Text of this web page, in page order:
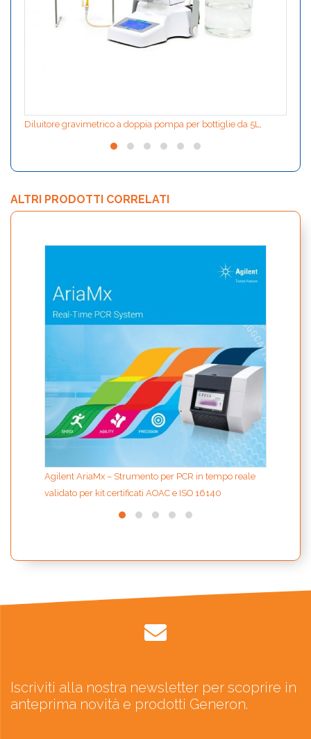
Diluitore gravimetrico a doppia pompa per bottiglie da 5L,
ALTRI PRODOTTI CORRELATI
Agilent AriaMx – Strumento per PCR in tempo reale
validato per kit certificati AOAC e ISO 16140
Iscriviti alla nostra newsletter per scoprire in
anteprima novità e prodotti Generon.